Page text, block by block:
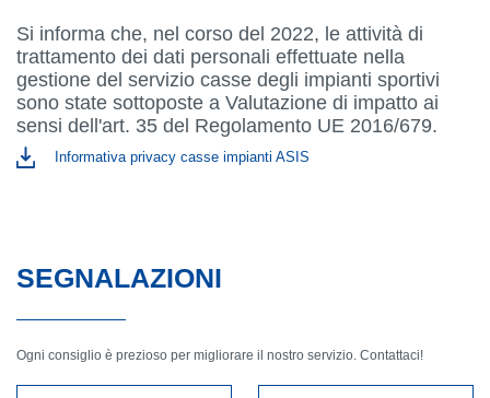
Si informa che, nel corso del 2022, le attività di
trattamento dei dati personali effettuate nella
gestione del servizio casse degli impianti sportivi
sono state sottoposte a Valutazione di impatto ai
sensi dell'art. 35 del Regolamento UE 2016/679.
Informativa privacy casse impianti ASIS
SEGNALAZIONI
Ogni consiglio è prezioso per migliorare il nostro servizio. Contattaci!